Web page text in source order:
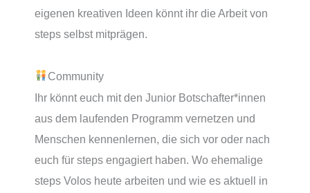
eigenen kreativen Ideen könnt ihr die Arbeit von
steps selbst mitprägen.
Community
Ihr könnt euch mit den Junior Botschafter*innen
aus dem laufenden Programm vernetzen und
Menschen kennenlernen, die sich vor oder nach
euch für steps engagiert haben. Wo ehemalige
steps Volos heute arbeiten und wie es aktuell in